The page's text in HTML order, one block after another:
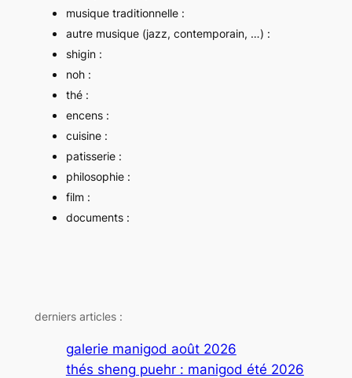
musique traditionnelle :
autre musique (jazz, contemporain, …) :
shigin :
noh :
thé :
encens :
cuisine :
patisserie :
philosophie :
film :
documents :
derniers articles :
galerie manigod août 2026
thés sheng puehr : manigod été 2026